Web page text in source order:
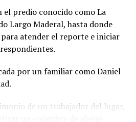
predio conocido como La
Largo Maderal, hasta donde
atender el reporte e iniciar
por un familiar como Daniel
de un trabajador del lugar,